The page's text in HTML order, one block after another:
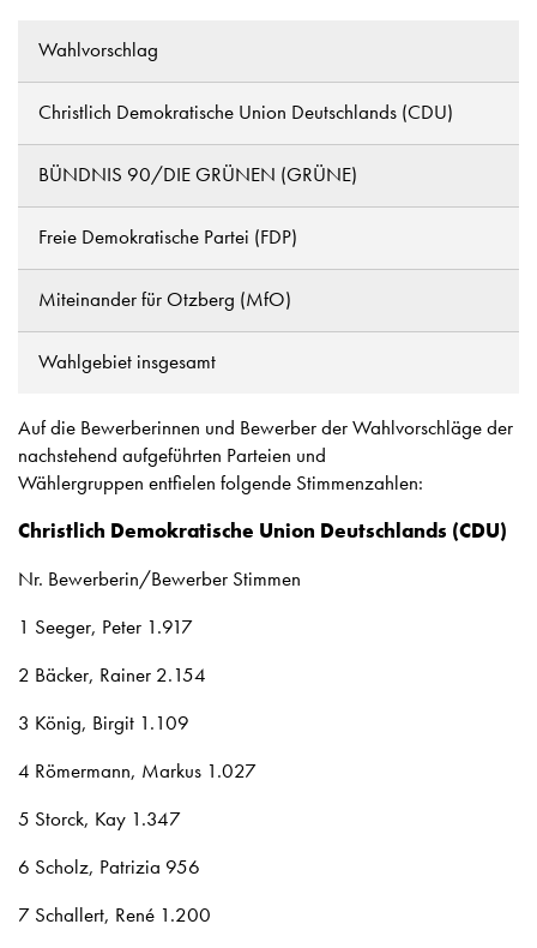
Wahlvorschlag
Christlich Demokratische Union Deutschlands (CDU)
BÜNDNIS 90/DIE GRÜNEN (GRÜNE)
Freie Demokratische Partei (FDP)
Miteinander für Otzberg (MfO)
Wahlgebiet insgesamt
Auf die Bewerberinnen und Bewerber der Wahlvorschläge der
nachstehend aufgeführten Parteien und
Wählergruppen entfielen folgende Stimmenzahlen:
Christlich Demokratische Union Deutschlands (CDU)
Nr. Bewerberin/Bewerber Stimmen
1 Seeger, Peter 1.917
2 Bäcker, Rainer 2.154
3 König, Birgit 1.109
4 Römermann, Markus 1.027
5 Storck, Kay 1.347
6 Scholz, Patrizia 956
7 Schallert, René 1.200